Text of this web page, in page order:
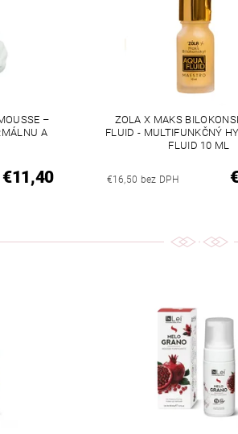
–
A
ZOLA X MAKS
FLUID - MULTIFUNKČNÝ
FLUID 10 ML
€16,50 bez DPH